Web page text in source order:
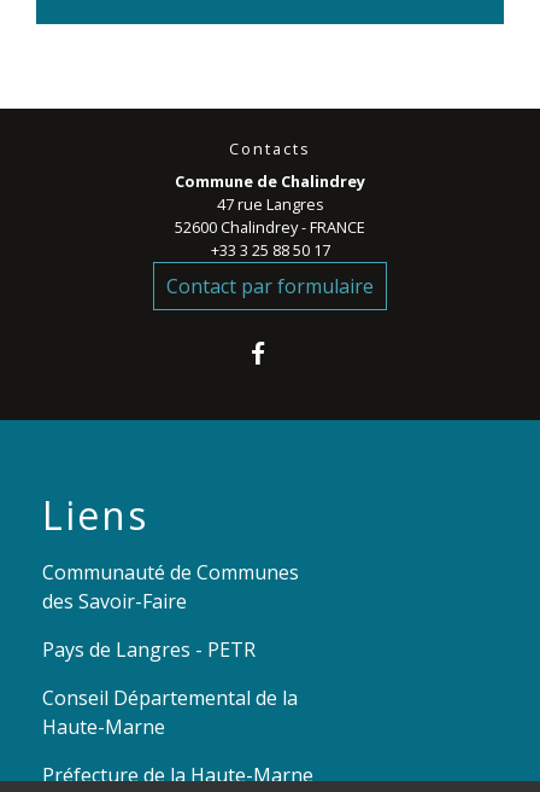
Contacts
Commune de Chalindrey
47 rue Langres
52600 Chalindrey - FRANCE
+33 3 25 88 50 17
Contact par formulaire
Liens
Communauté de Communes
des Savoir-Faire
Pays de Langres - PETR
Conseil Départemental de la
Haute-Marne
Préfecture de la Haute-Marne